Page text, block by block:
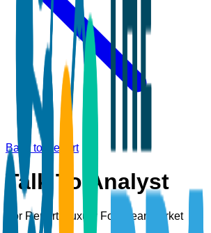
Back to Report
Talk To Analyst
For Report: Luxury Footwear Market